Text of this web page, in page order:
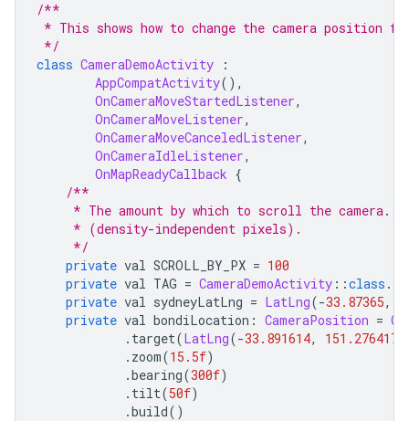
/**
* This shows how to change the camera position
*/
class CameraDemoActivity
:
AppCompatActivity(),
OnCameraMoveStartedListener,
OnCameraMoveListener,
OnCameraMoveCanceledListener,
OnCameraIdleListener,
OnMapReadyCallback {
/**
* The amount by which to scroll the camera.
* (density-independent pixels).
*/
private val SCROLL_BY_PX = 100
private val TAG = CameraDemoActivity ::class .
private val sydneyLatLng = LatLng(-33.87365,
private val bondiLocation : CameraPosition =
. target(LatLng(-33.891614, 151.276417
. zoom(15.5f)
.bearing(300f)
. tilt(50f)
.build()